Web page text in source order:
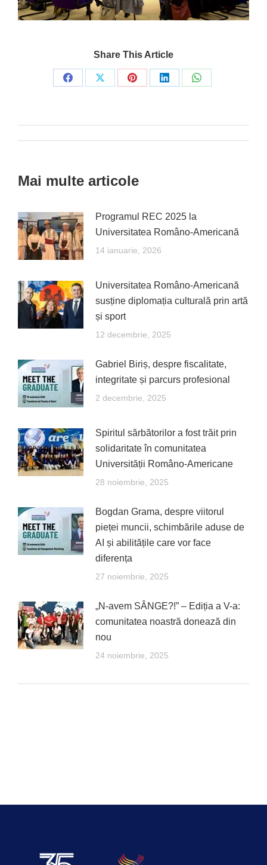
Share This Article
Share
Share
Share
Share
Share
Post
Mai multe articole
Programul REC 2025 la
Universitatea Româno-Americană
14 ianuarie, 2026
Universitatea Româno-Americană
susține diplomația culturală prin artă
și sport
12 decembrie, 2025
Gabriel Biriș, despre fiscalitate,
integritate și parcurs profesional
2 decembrie, 2025
Spiritul sărbătorilor a fost trăit prin
solidaritate în comunitatea
Universității Româno-Americane
28 noiembrie, 2025
Bogdan Grama, despre viitorul
pieței muncii, schimbările aduse de
AI și abilitățile care vor face
diferența
27 noiembrie, 2025
„N-avem SÂNGE?!” – Ediția a V-a:
comunitatea noastră donează din
nou
24 noiembrie, 2025